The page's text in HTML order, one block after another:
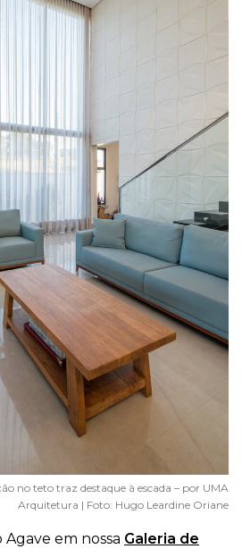
no teto traz destaque à escada – por UMA
Arquitetura | Foto: Hugo Leardine Oriane
em nossa Galeria de